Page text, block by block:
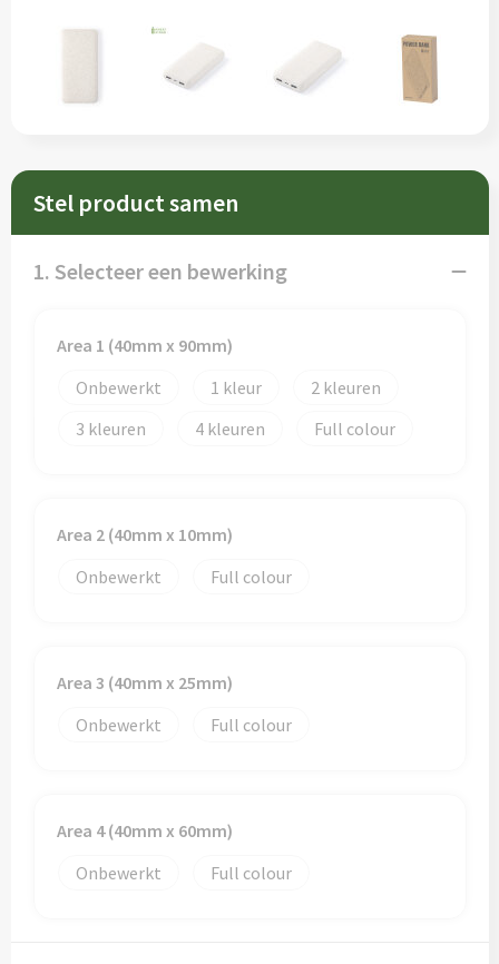
Veiligheid, Auto en Fiets
Vrije tijd en Strand
Waterflesjes
Themapakketten
Veiligheidsvesten en Veiligheidshesjes
Vesten
Werkkleding sets
Gereedschap
Gehoorbescherming
Stel product samen
1. Selecteer een bewerking
Area 1 (40mm x 90mm)
Onbewerkt
1
2
3
4 Full colour
Area 2 (40mm x 10mm)
Onbewerkt
Full colour
Area 3 (40mm x 25mm)
Onbewerkt
Full colour
Area 4 (40mm x 60mm)
Onbewerkt
Full colour